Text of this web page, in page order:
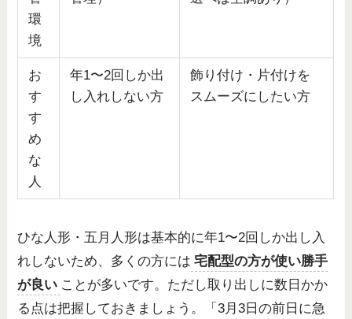
環
境
お
す
す
め
な
人
年1〜2回しか出
し入れしない方
飾り付け・片付けを
スムーズにしたい方
ひな人形・五月人形は基本的に年1〜2回しか出し入
れしないため、多くの方には 宅配型の方が使い勝手
が良い ことが多いです。ただし取り出しに数日かか
る点は把握しておきましょう。「3月3日の前日に急